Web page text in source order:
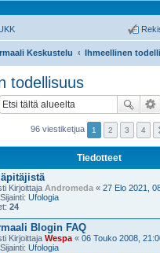
Keskustelu
Ihmeellinen
todellisuus
96 viestiketjua 1 2 3 4
Tiedotteet
Kirjoittaja Andromeda « 27 Elo 2021,
Ufologia
24
Blogin FAQ
Kirjoittaja Wespa « 06 Touko 2008,
Ufologia